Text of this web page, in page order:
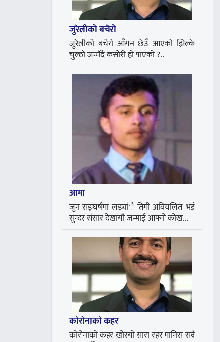
जुरेलीको बचेरो
जुरेलीको बचेरो आँगन छेउँ आएको झिल्के
चुल्ठो जन्मँदै कसोरी हो पाएको ?...
आमा
जुन सङ्घर्षमा लड्यांै तिमी अविचलित भई
सुन्दर संसार देखायौ जन्माई आफ्नो कोख...
कोरोनाको कहर
कोरोनाको कहर खोस्यो सारा रहर मानिस सबै